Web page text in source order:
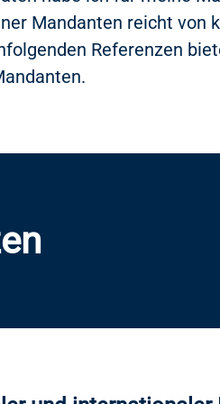
Mandanten reicht
Referenzen